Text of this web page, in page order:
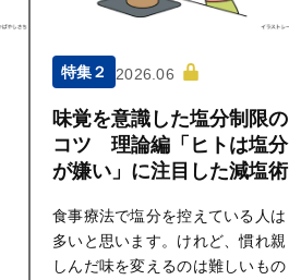
特集２ 2026.06
味覚を意識した塩分制限の
コツ 理論編「ヒトは塩分
が嫌い」に注目した減塩術
食事療法で塩分を控えている人は
多いと思います。けれど、慣れ親
しんだ味を変えるのは難しいもの